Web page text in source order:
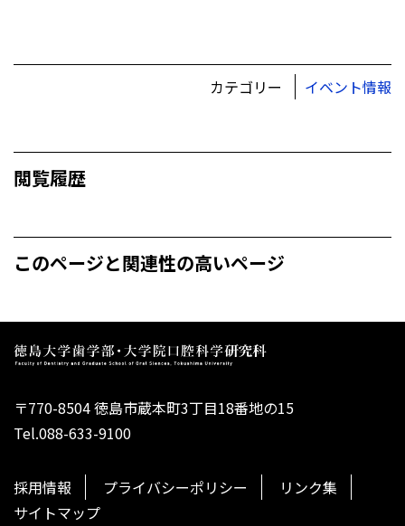
カテゴリー イベント情報
閲覧履歴
このページと関連性の高いページ
〒770-8504 徳島市蔵本町3丁目18番地の15
Tel.088-633-9100
採用情報 プライバシーポリシー
リンク集
サイトマップ